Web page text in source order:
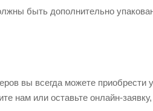
быть дополнительно
вы всегда можете приобрести
нам или оставьте онлайн-